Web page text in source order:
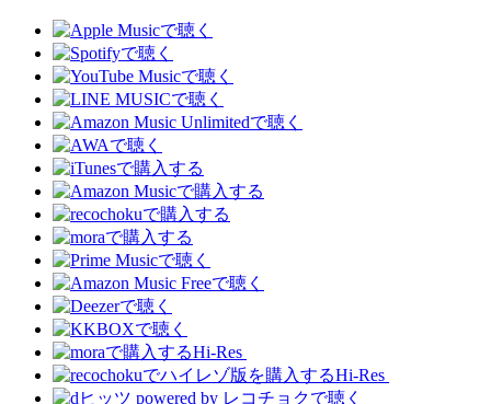
Hi-Res
Hi-Res